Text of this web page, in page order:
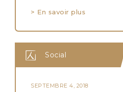
> En savoir plus
Social
SEPTEMBRE 4, 2018